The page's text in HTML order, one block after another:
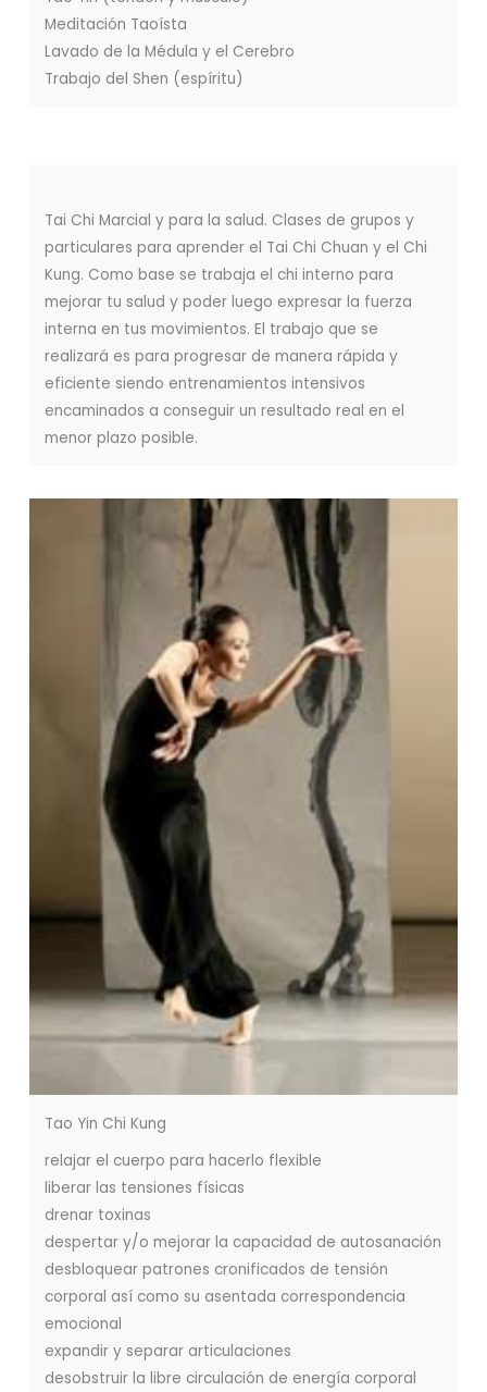
Meditación Taoísta
Lavado de la Médula y el Cerebro
Trabajo del Shen (espíritu)
Tai Chi Marcial y para la salud. Clases de grupos y
particulares para aprender el Tai Chi Chuan y el Chi
Kung. Como base se trabaja el chi interno para
mejorar tu salud y poder luego expresar la fuerza
interna en tus movimientos. El trabajo que se
realizará es para progresar de manera rápida y
eficiente siendo entrenamientos intensivos
encaminados a conseguir un resultado real en el
menor plazo posible.
Tao Yin Chi Kung
relajar el cuerpo para hacerlo flexible
liberar las tensiones físicas
drenar toxinas
despertar y/o mejorar la capacidad de autosanación
desbloquear patrones cronificados de tensión
corporal así como su asentada correspondencia
emocional
expandir y separar articulaciones
desobstruir la libre circulación de energía corporal